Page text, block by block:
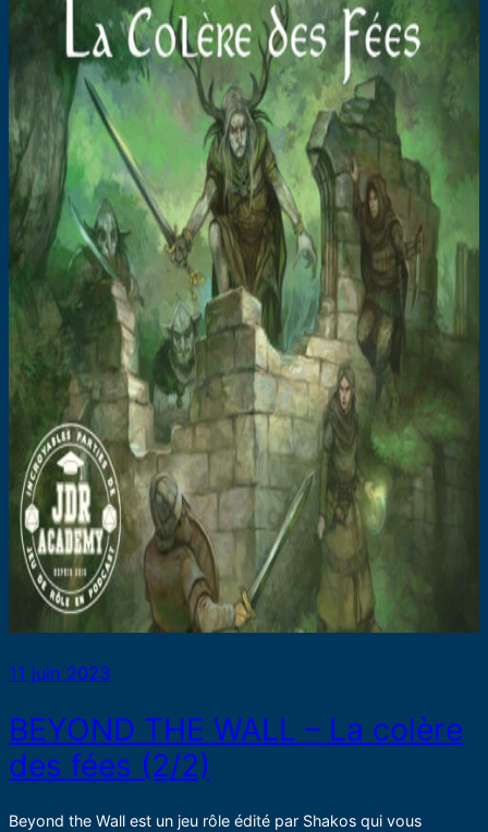
11 juin 2023
BEYOND THE WALL – La colère
des fées (2/2)
Beyond the Wall est un jeu rôle édité par Shakos qui vous